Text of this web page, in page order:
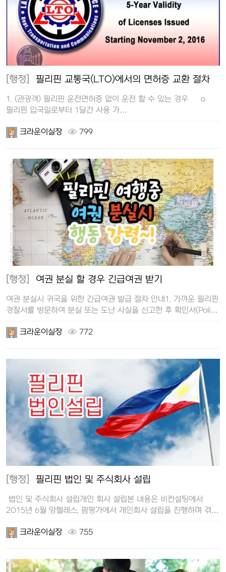
[행정] 필리핀 교통국(LTO)에서의 면허증 교환 절차
1. (관광객) 필리핀 운전면허증 없이 운전 할 수 있는 경우 o
필리핀 입국일로부터 1달간 사용 가…
크라운이실장 799
[행정] 여권 분실 할 경우 긴급여권 받기
여권 분실시 귀국을 위한 긴급여권 발급 절차 안내1. 가까운 필리핀
경찰서를 방문하여 분실 또는 도난 사실을 신고한 후 확인서(Police
크라운이실장
772
[행정] 필리핀 법인 및 주식회사 설립
법인 및 주식회사 설립개인 회사 설립본 내용은 비컨설팅에서
2015년 6월 앙헬레스, 팜팡가에서 개인회사 설립을 진행하며 겪은
크라운이실장
755